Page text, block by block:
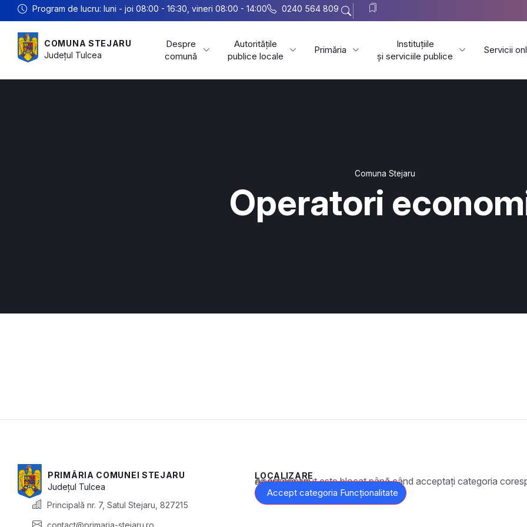
Program de lucru: luni - joi 08:00 - 16:30, vineri 08:00 - 14:00 0240 564 809
COMUNA STEJARU
Județul Tulcea
Despre
comună
Autoritățile
publice locale
Primăria
Instituțiile
și serviciile publice
Servicii
Comuna Stejaru
Operatori
PRIMĂRIA COMUNEI STEJARU
Județul Tulcea
Principală nr. 7, Satul Stejaru, 827215
contact@primaria-stejaru.ro
LOCALIZARE
Acest conținut este blocat până când acceptați categoria corespunzătoare de cookie-uri.
Accept categoria Funcționalitate